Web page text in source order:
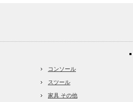
コンソール
スツール
家具 その他